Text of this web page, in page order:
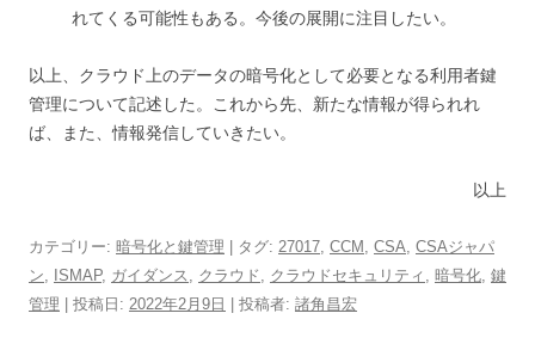
れてくる可能性もある。今後の展開に注目したい。
以上、クラウド上のデータの暗号化として必要となる利用者鍵
管理について記述した。これから先、新たな情報が得られれ
ば、また、情報発信していきたい。
以上
カテゴリー: 暗号化と鍵管理 | タグ: 27017 CCM CSA CSAジャパ
ン
ISMAP, ガイダンス クラウド クラウドセキュリティ 暗号化 鍵
管理 | 投稿日: 2022年2月9日 | 投稿者: 諸角昌宏